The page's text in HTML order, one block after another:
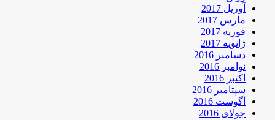
آوریل 2017
مارس 2017
فوریه 2017
ژانویه 2017
دسامبر 2016
نوامبر 2016
اکتبر 2016
سپتامبر 2016
آگوست 2016
جولای 2016